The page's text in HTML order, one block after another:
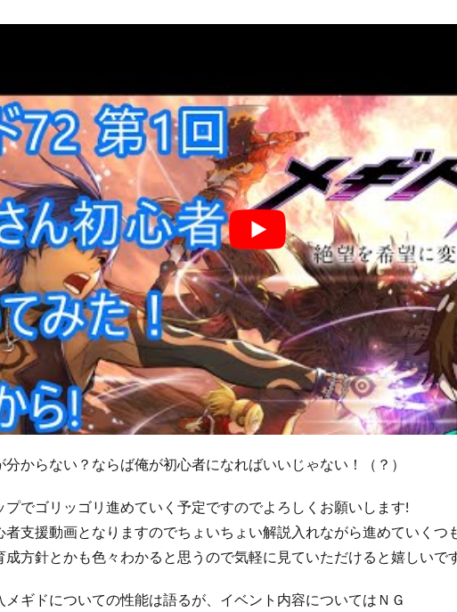
からない？ならば俺が初心者になればいいじゃない！（？）
プでゴリッゴリ進めていく予定ですのでよろしくお願いします!
者支援動画となりますのでちょいちょい解説入れながら進めていくつ
成方針とかも色々わかると思うので気軽に見ていただけると嬉しいで
メギドについての性能は語るが、イベント内容についてはＮＧ